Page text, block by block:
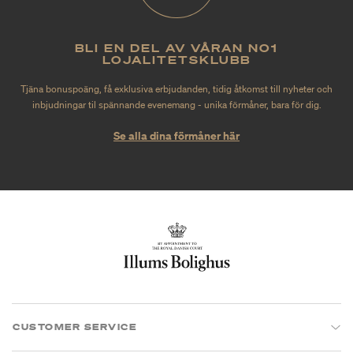
BLI EN DEL AV VÅRAN NO1
LOJALITETSKLUBB
Tjäna bonuspoäng, få exklusiva erbjudanden, tidig åtkomst till nyheter och
inbjudningar til spännande evenemang - unika förmåner, bara för dig.
Se alla dina förmåner här
CUSTOMER SERVICE